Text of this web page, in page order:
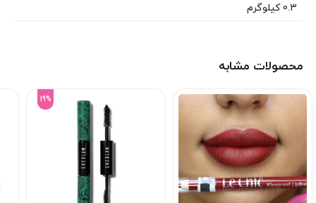
0.3 کیلوگرم
محصولات مشابه
19%